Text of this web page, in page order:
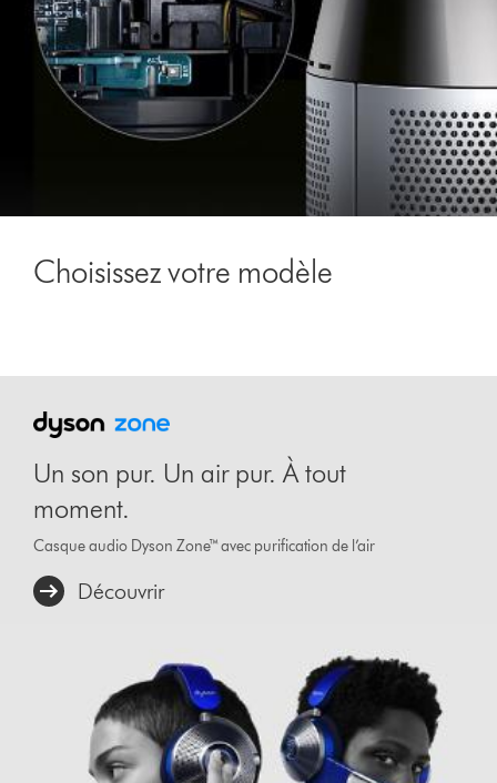
Choisissez votre modèle
Un son pur. Un air pur. À tout
moment.
Casque audio Dyson Zone™ avec purification de l’air
Découvrir